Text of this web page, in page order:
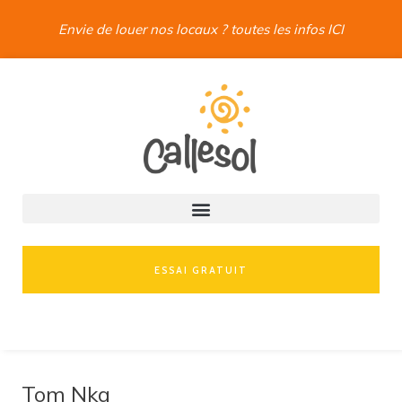
Envie de louer nos locaux ? toutes les infos ICI
ESSAI GRATUIT
Tom Nka